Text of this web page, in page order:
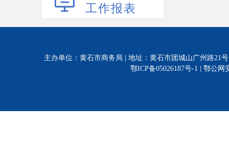
工作报表
主办单位：黄石市商务局 | 地址：黄石市团城山广州路21号
鄂ICP备05026187号-1 | 鄂公网